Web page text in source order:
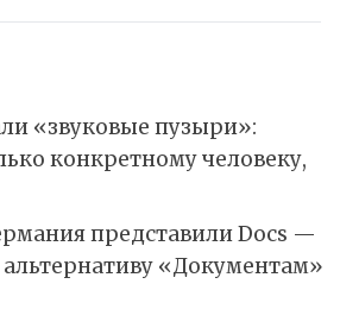
«звуковые пузыри»:
конкретному человеку,
представили Docs —
«Документам»